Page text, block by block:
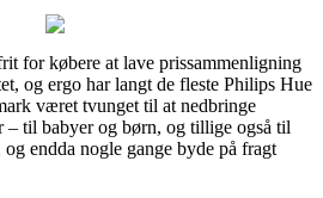
for købere at lave prissammenligning
og ergo har langt de fleste Philips Hue
været tvunget til at nedbringe
– til babyer og børn, og tillige også til
endda nogle gange byde på fragt